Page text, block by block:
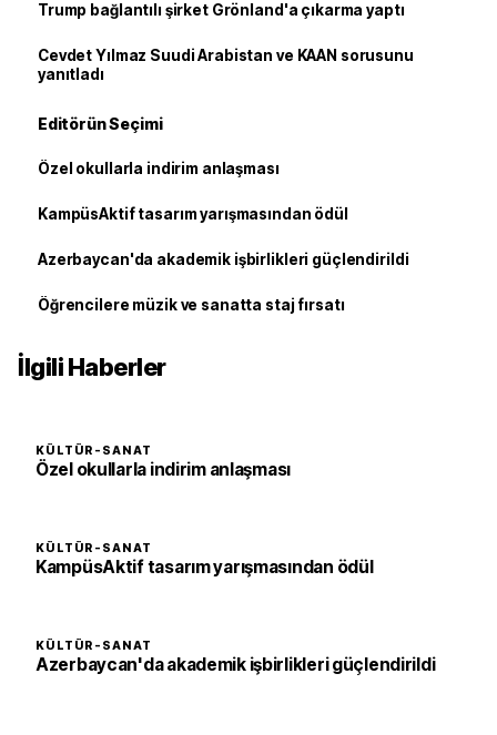
Trump bağlantılı şirket Grönland'a çıkarma yaptı
Cevdet Yılmaz Suudi Arabistan ve KAAN sorusunu
yanıtladı
Editörün Seçimi
Özel okullarla indirim anlaşması
KampüsAktif tasarım yarışmasından ödül
Azerbaycan'da akademik işbirlikleri güçlendirildi
Öğrencilere müzik ve sanatta staj fırsatı
İlgili Haberler
KÜLTÜR-SANAT
Özel okullarla indirim anlaşması
KÜLTÜR-SANAT
KampüsAktif tasarım yarışmasından ödül
KÜLTÜR-SANAT
Azerbaycan'da akademik işbirlikleri güçlendirildi